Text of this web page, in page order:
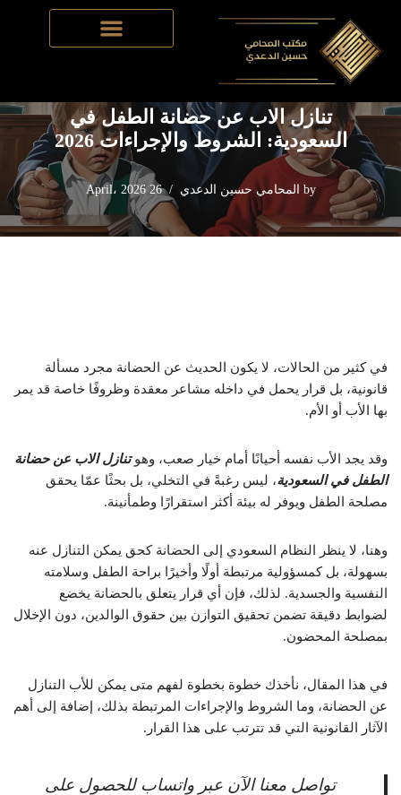
Skip
Home
-قضايا الأحوال شخصية
تنازل الاب عن حضانة الطفل في
السعودية: الشروط والإجراءات 2026
تنازل الاب عن حضانة الطفل في
السعودية: الشروط والإجراءات 2026
by المحامي حسين الدعدي 26 April، 2026
في كثير من الحالات، لا يكون الحديث عن الحضانة مجرد مسألة
قانونية، بل قرار يحمل في داخله مشاعر معقدة وظروفًا خاصة قد يمر
بها الأب أو الأم.
وقد يجد الأب نفسه أحيانًا أمام خيار صعب، وهوتنازل الاب عن حضانة
الطفل في السعودية، ليس رغبةً في التخلي، بل بحثًا عمّا يحقق
مصلحة الطفل ويوفر له بيئة أكثر استقرارًا وطمأنينة.
وهنا، لا ينظر النظام السعودي إلى الحضانة كحق يمكن التنازل عنه
بسهولة، بل كمسؤولية مرتبطة أولًا وأخيرًا براحة الطفل وسلامته
النفسية والجسدية. لذلك، فإن أي قرار يتعلق بالحضانة يخضع
لضوابط دقيقة تضمن تحقيق التوازن بين حقوق الوالدين، دون الإخلال
بمصلحة المحضون.
في هذا المقال، نأخذك خطوة بخطوة لفهم متى يمكن للأب التنازل
عن الحضانة، وما الشروط والإجراءات المرتبطة بذلك، إضافة إلى أهم
الآثار القانونية التي قد تترتب على هذا القرار.
تواصل معنا الآن عبر واتساب للحصول على